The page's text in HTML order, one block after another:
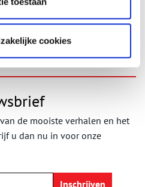
cookies
de mooiste verhalen en het
u dan nu in voor onze